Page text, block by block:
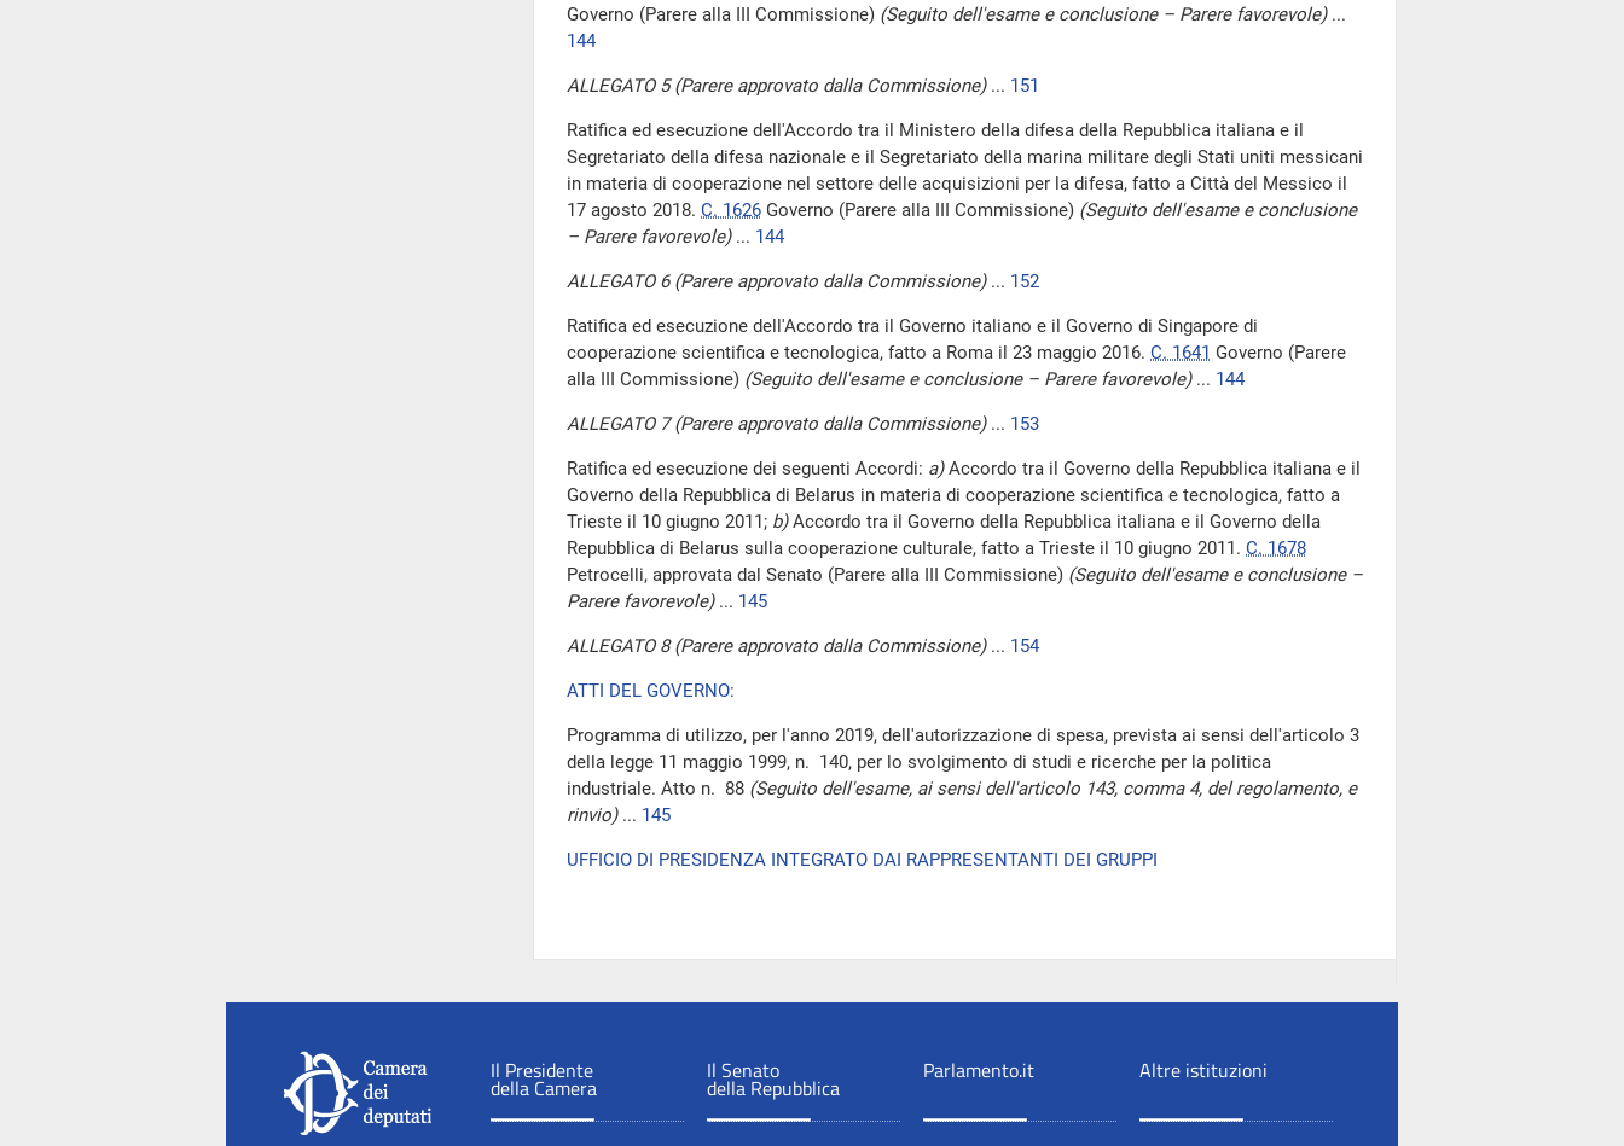
Governo (Parere alla III Commissione) (Seguito dell'esame e conclusione – Parere favorevole)...
144
ALLEGATO 5 (Parere approvato dalla Commissione)... 151
Ratifica ed esecuzione dell'Accordo tra il Ministero della difesa della Repubblica italiana e il
Segretariato della difesa nazionale e il Segretariato della marina militare degli Stati uniti messicani
in materia di cooperazione nel settore delle acquisizioni per la difesa, fatto a Città del Messico il
17 agosto 2018. C. 1626 Governo (Parere alla III Commissione) (Seguito dell'esame e conclusione
– Parere favorevole)... 144
ALLEGATO 6 (Parere approvato dalla Commissione)... 152
Ratifica ed esecuzione dell'Accordo tra il Governo italiano e il Governo di Singapore di
cooperazione scientifica e tecnologica, fatto a Roma il 23 maggio 2016. C. 1641 Governo (Parere
alla III Commissione) (Seguito dell'esame e conclusione – Parere favorevole)... 144
ALLEGATO 7 (Parere approvato dalla Commissione)... 153
Ratifica ed esecuzione dei seguenti Accordi: a)Accordo tra il Governo della Repubblica italiana e il
Governo della Repubblica di Belarus in materia di cooperazione scientifica e tecnologica, fatto a
Trieste il 10 giugno 2011; b)Accordo tra il Governo della Repubblica italiana e il Governo della
Repubblica di Belarus sulla cooperazione culturale, fatto a Trieste il 10 giugno 2011. C. 1678
Petrocelli, approvata dal Senato (Parere alla III Commissione) (Seguito dell'esame e conclusione –
Parere favorevole)... 145
ALLEGATO 8 (Parere approvato dalla Commissione)... 154
ATTI DEL GOVERNO:
Programma di utilizzo, per l'anno 2019, dell'autorizzazione di spesa, prevista ai sensi dell'articolo 3
della legge 11 maggio 1999, n. 140, per lo svolgimento di studi e ricerche per la politica
industriale. Atto n. 88 (Seguito dell'esame, ai sensi dell'articolo 143, comma 4, del regolamento, e
rinvio)... 145
UFFICIO DI PRESIDENZA INTEGRATO DAI RAPPRESENTANTI DEI GRUPPI
Il Presidente
della Camera
Il Senato
della Repubblica
Parlamento.it Altre istituzioni